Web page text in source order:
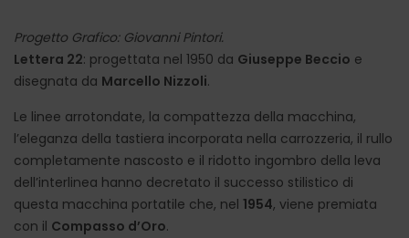
Progetto Grafico: Giovanni Pintori.
Lettera 22: progettata nel 1950 da Giuseppe Beccio e
disegnata da Marcello Nizzoli.
Le linee arrotondate, la compattezza della macchina,
l’eleganza della tastiera incorporata nella carrozzeria, il rullo
completamente nascosto e il ridotto ingombro della leva
dell’interlinea hanno decretato il successo stilistico di
questa macchina portatile che, nel 1954, viene premiata
con il Compasso d’Oro.